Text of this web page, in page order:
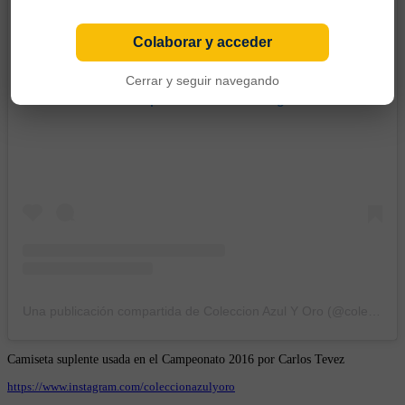
Camiseta suplente usada en el Campeonato 2016 por Carlos Tevez
https://www.instagram.com/coleccionazulyoro
Colaborar y acceder
Cerrar y seguir navegando